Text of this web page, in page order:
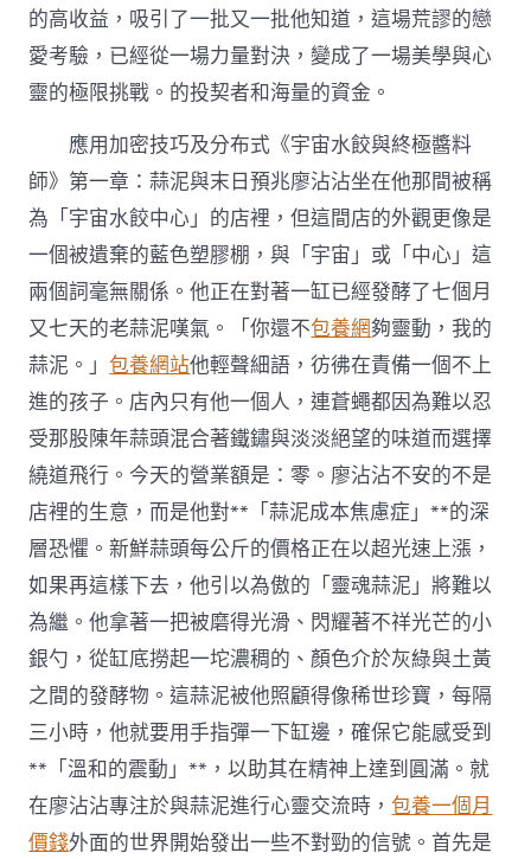
的高收益，吸引了一批又一批他知道，這場荒謬的戀
愛考驗，已經從一場力量對決，變成了一場美學與心
靈的極限挑戰。的投契者和海量的資金。
應用加密技巧及分布式《宇宙水餃與終極醬料
師》第一章：蒜泥與末日預兆廖沾沾坐在他那間被稱
為「宇宙水餃中心」的店裡，但這間店的外觀更像是
一個被遺棄的藍色塑膠棚，與「宇宙」或「中心」這
兩個詞毫無關係。他正在對著一缸已經發酵了七個月
又七天的老蒜泥嘆氣。「你還不包養網夠靈動，我的
蒜泥。」包養網站他輕聲細語，彷彿在責備一個不上
進的孩子。店內只有他一個人，連蒼蠅都因為難以忍
受那股陳年蒜頭混合著鐵鏽與淡淡絕望的味道而選擇
繞道飛行。今天的營業額是：零。廖沾沾不安的不是
店裡的生意，而是他對**「蒜泥成本焦慮症」**的深
層恐懼。新鮮蒜頭每公斤的價格正在以超光速上漲，
如果再這樣下去，他引以為傲的「靈魂蒜泥」將難以
為繼。他拿著一把被磨得光滑、閃耀著不祥光芒的小
銀勺，從缸底撈起一坨濃稠的、顏色介於灰綠與土黃
之間的發酵物。這蒜泥被他照顧得像稀世珍寶，每隔
三小時，他就要用手指彈一下缸邊，確保它能感受到
**「溫和的震動」**，以助其在精神上達到圓滿。就
在廖沾沾專注於與蒜泥進行心靈交流時，包養一個月
價錢外面的世界開始發出一些不對勁的信號。首先是